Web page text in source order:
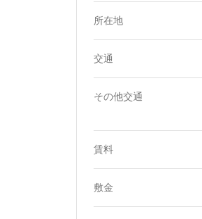
所在地
交通
その他交通
賃料
敷金